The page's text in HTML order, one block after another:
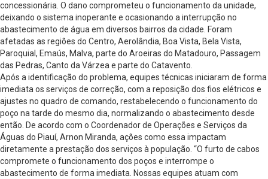
concessionária. O dano comprometeu o funcionamento da unidade,
deixando o sistema inoperante e ocasionando a interrupção no
abastecimento de água em diversos bairros da cidade. Foram
afetadas as regiões do Centro, Aerolândia, Boa Vista, Bela Vista,
Paroquial, Emaús, Malva, parte do Aroeiras do Matadouro, Passagem
das Pedras, Canto da Várzea e parte do Catavento.
Após a identificação do problema, equipes técnicas iniciaram de forma
imediata os serviços de correção, com a reposição dos fios elétricos e
ajustes no quadro de comando, restabelecendo o funcionamento do
poço na tarde do mesmo dia, normalizando o abastecimento desde
então. De acordo com o Coordenador de Operações e Serviços da
Águas do Piauí, Arnon Miranda, ações como essa impactam
diretamente a prestação dos serviços à população. “O furto de cabos
compromete o funcionamento dos poços e interrompe o
abastecimento de forma imediata. Nossas equipes atuam com